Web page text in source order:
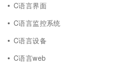
C语言界面
C语言监控系统
C语言设备
C语言web